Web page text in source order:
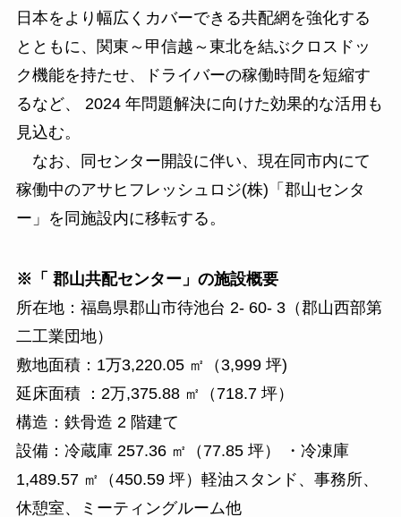
日本をより幅広くカバーできる共配網を強化する
とともに、関東～甲信越～東北を結ぶクロスドッ
ク機能を持たせ、ドライバーの稼働時間を短縮す
るなど、 2024 年問題解決に向けた効果的な活用も
見込む。
なお、同センター開設に伴い、現在同市内にて
稼働中のアサヒフレッシュロジ(株)「郡山センタ
ー」を同施設内に移転する。
※「 郡山共配センター」の施設概要
所在地：福島県郡山市待池台 2- 60- 3（郡山西部第
二工業団地）
敷地面積：1万3,220.05 ㎡（3,999 坪)
延床面積 ：2万,375.88 ㎡（718.7 坪）
構造：鉄骨造 2 階建て
設備：冷蔵庫 257.36 ㎡（77.85 坪） ・冷凍庫
1,489.57 ㎡（450.59 坪）軽油スタンド、事務所、
休憩室、ミーティングルーム他